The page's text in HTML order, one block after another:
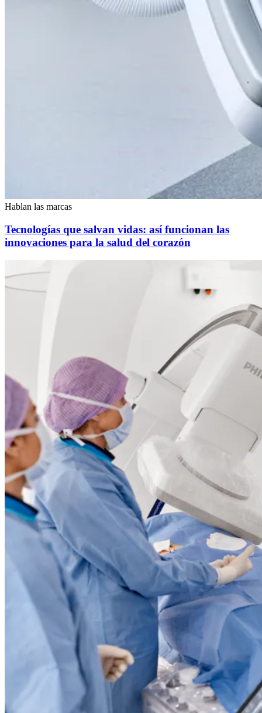
Hablan las marcas
Tecnologías que salvan vidas: así funcionan las
innovaciones para la salud del corazón